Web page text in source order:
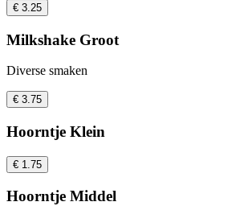
€ 3.25
Milkshake Groot
Diverse smaken
€ 3.75
Hoorntje Klein
€ 1.75
Hoorntje Middel